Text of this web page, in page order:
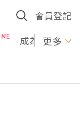
會員登記
成為U更多